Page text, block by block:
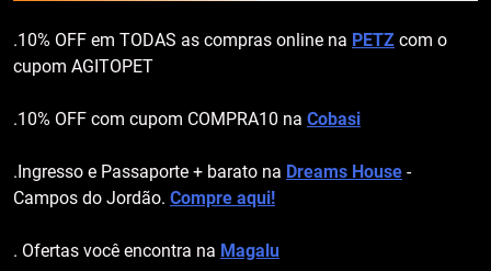
.10% OFF em TODAS as compras online na PETZ com o
cupom AGITOPET
.10% OFF com cupom COMPRA10 na Cobasi
.Ingresso e Passaporte + barato na Dreams House -
Campos do Jordão. Compre aqui!
. Ofertas você encontra na Magalu